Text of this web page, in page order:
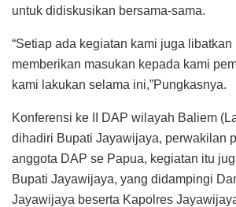
untuk didiskusikan bersama-sama.
“Setiap ada kegiatan kami juga
memberikan masukan kepada kami
kami lakukan selama ini,”Pungkasnya.
Konferensi ke II DAP wilayah Baliem
dihadiri Bupati Jayawijaya, perwakilan
anggota DAP se Papua, kegiatan itu
Bupati Jayawijaya, yang didampingi
Jayawijaya beserta Kapolres